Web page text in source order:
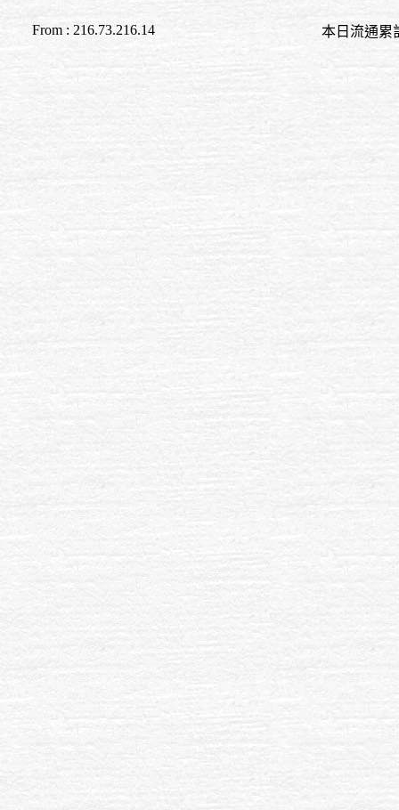
From : 216.73.216.14 本日流通累計